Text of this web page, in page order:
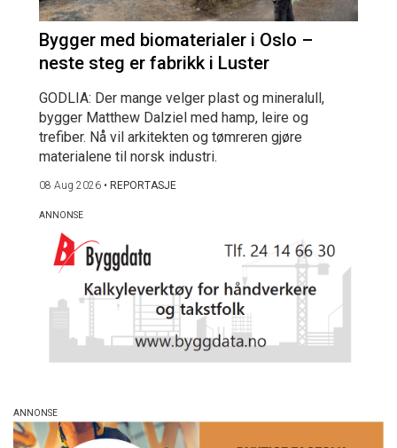
Bygger med biomaterialer i Oslo –
neste steg er fabrikk i Luster
GODLIA: Der mange velger plast og mineralull,
bygger Matthew Dalziel med hamp, leire og
trefiber. Nå vil arkitekten og tømreren gjøre
materialene til norsk industri.
08 Aug 2026 • REPORTASJE